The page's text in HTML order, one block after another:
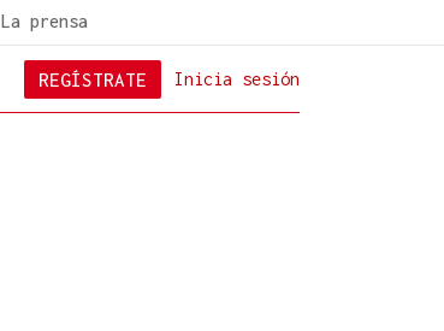
La prensa
Inicia sesión
REGÍSTRATE